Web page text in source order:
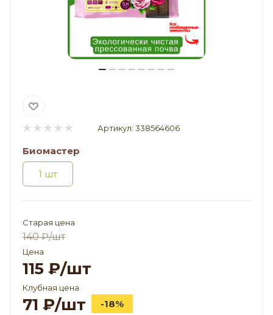
Артикул: 338564606
Биомастер
1 шт
Старая цена
140₽/шт
Цена
115 ₽/шт
Клубная цена
71 ₽/шт -18%